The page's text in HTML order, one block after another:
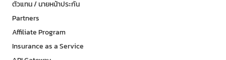
ตัวแทน / นายหน้าประกัน
Partners
Affiliate Program
Insurance as a Service